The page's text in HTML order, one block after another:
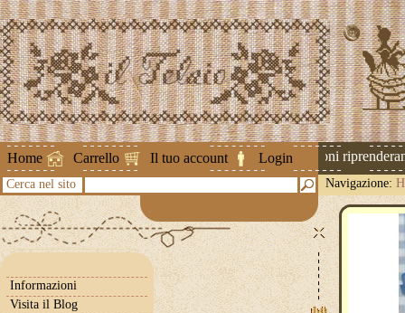
Home Carrello Il tuo account Login
Attenzione ! Le spedizioni
Cerca nel sito Navigazione:
Informazioni
Visita il Blog